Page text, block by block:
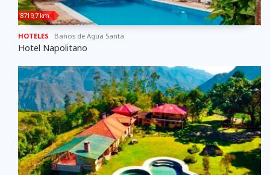
8719,7 km
HOTELES Baños de Agua Santa
Hotel Napolitano